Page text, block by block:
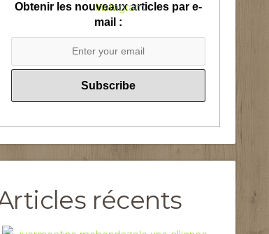
Obtenir les nouveaux articles par e-
mail :
récents